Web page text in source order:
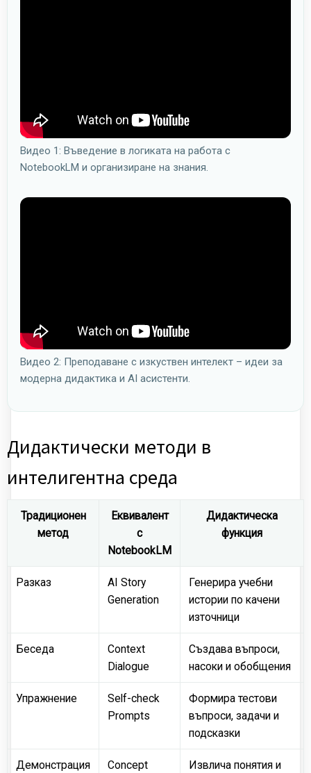
Видео 1: Въведение в логиката на работа с
NotebookLM и организиране на знания.
Видео 2: Преподаване с изкуствен интелект – идеи за
модерна дидактика и AI асистенти.
Дидактически методи в
интелигентна среда
Традиционен
метод
Еквивалент
с
NotebookLM
Дидактическа
функция
Разказ
AI Story
Generation
Генерира учебни
истории по качени
източници
Беседа
Context
Dialogue
Създава въпроси,
насоки и обобщения
Упражнение
Self-check
Prompts
Формира тестови
въпроси, задачи и
подсказки
Демонстрация
Concept
Извлича понятия и